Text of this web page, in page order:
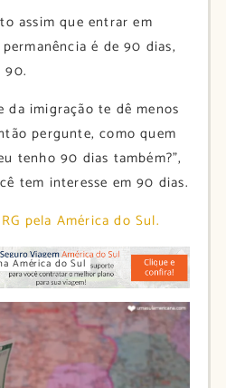
assim que entrar em
é de 90 dias,
90.
da imigração te dê menos
pergunte, como quem
tenho 90 dias também?”,
tem interesse em 90 dias.
pela América do Sul.
América do Sul